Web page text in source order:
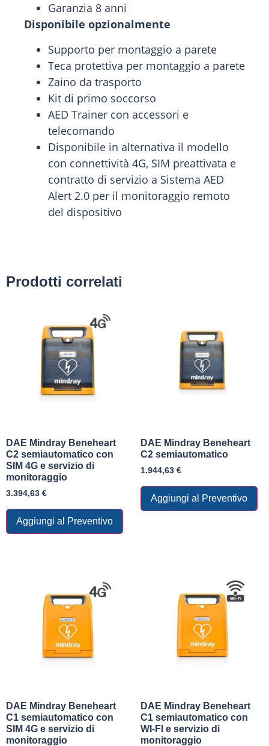
Garanzia 8 anni
Disponibile opzionalmente
Supporto per montaggio a parete
Teca protettiva per montaggio a parete
Zaino da trasporto
Kit di primo soccorso
AED Trainer con accessori e
telecomando
Disponibile in alternativa il modello
con connettività 4G, SIM preattivata e
contratto di servizio a Sistema AED
Alert 2.0 per il monitoraggio remoto
del dispositivo
Prodotti correlati
DAE Mindray Beneheart
C2 semiautomatico con
SIM 4G e servizio di
monitoraggio
3.394,63 €
Aggiungi al Preventivo
DAE Mindray Beneheart
C2 semiautomatico
1.944,63 €
Aggiungi al Preventivo
DAE Mindray Beneheart
C1 semiautomatico con
SIM 4G e servizio di
monitoraggio
DAE Mindray Beneheart
C1 semiautomatico con
WI-FI e servizio di
monitoraggio